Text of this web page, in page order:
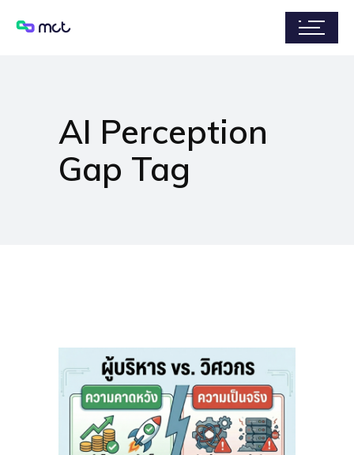
AI Perception
Gap Tag